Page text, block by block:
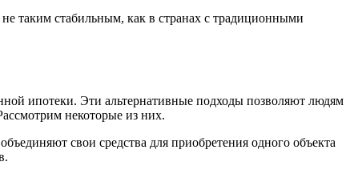
таким стабильным, как в странах с традиционными
ипотеки. Эти альтернативные подходы позволяют людям
некоторые из них.
свои средства для приобретения одного объекта